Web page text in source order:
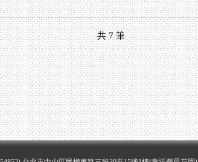
共7筆